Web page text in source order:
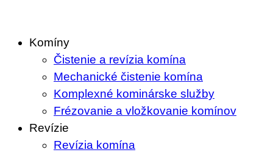
contentKomíny
Čistenie a revízia komína
Mechanické čistenie komína
Komplexné kominárske služby
Frézovanie a vložkovanie komínov
Revízie
Revízia komína